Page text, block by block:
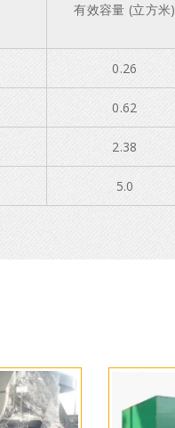
有效容量 (立方米)
0.26
0.62
2.38
5.0